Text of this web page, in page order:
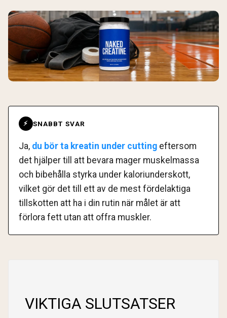
⚡ SNABBT SVAR
Ja, du bör ta kreatin under cutting eftersom
det hjälper till att bevara mager muskelmassa
och bibehålla styrka under kaloriunderskott,
vilket gör det till ett av de mest fördelaktiga
tillskotten att ha i din rutin när målet är att
förlora fett utan att offra muskler.
VIKTIGA SLUTSATSER